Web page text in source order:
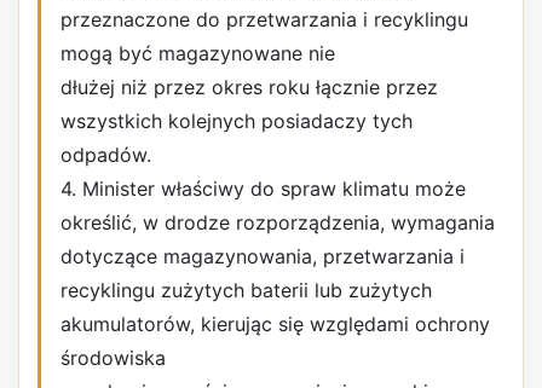
przeznaczone do przetwarzania i recyklingu
mogą być magazynowane nie
dłużej niż przez okres roku łącznie przez
wszystkich kolejnych posiadaczy tych
odpadów.
4. Minister właściwy do spraw klimatu może
określić, w drodze rozporządzenia, wymagania
dotyczące magazynowania, przetwarzania i
recyklingu zużytych baterii lub zużytych
akumulatorów, kierując się względami ochrony
środowiska